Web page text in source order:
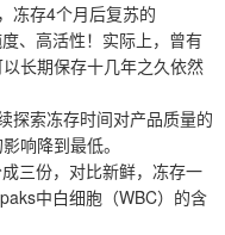
冻存4个月后复苏的
、高活性！实际上，曾有
长期保存十几年之久依然
探索冻存时间对产品质量的
响降到最低。
三份，对比新鲜，冻存一
中白细胞（WBC）的含